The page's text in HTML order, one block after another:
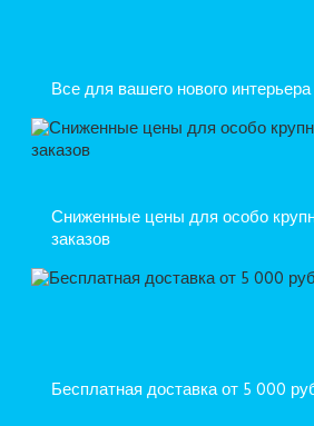
Все для вашего нового интерьера
Сниженные цены для особо
заказов
Бесплатная доставка от 5 000